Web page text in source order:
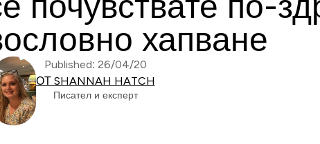
хапване
Published: 26/04/20
ОТ SHANNAH HATCH
Писател и експерт